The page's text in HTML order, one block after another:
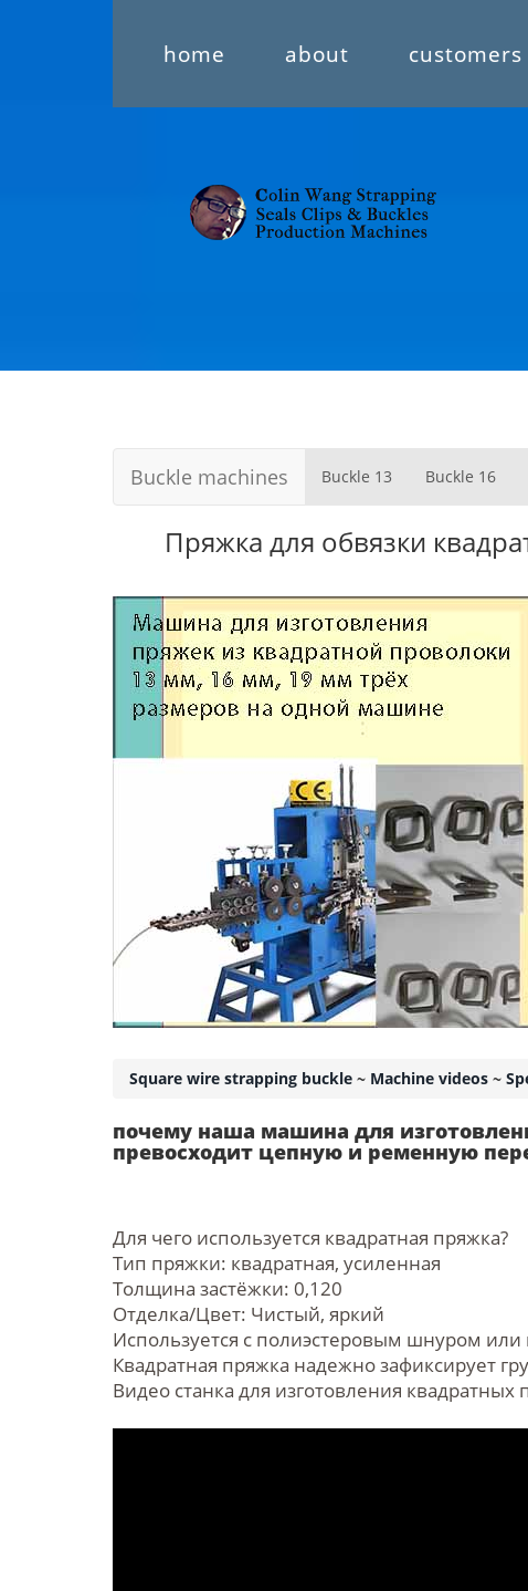
home about customers
Buckle machines Buckle 13 Buckle 16
Пряжка для обвязки
Square wire strapping buckle ~ Machine videos ~
почему наша машина для
превосходит цепную и ременную
Для чего используется квадратная пряжка?
Тип пряжки: квадратная, усиленная
Толщина застёжки: 0,120
Отделка/Цвет: Чистый, яркий
Используется с полиэстеровым шнуром
Квадратная пряжка надежно зафиксирует
Видео станка для изготовления